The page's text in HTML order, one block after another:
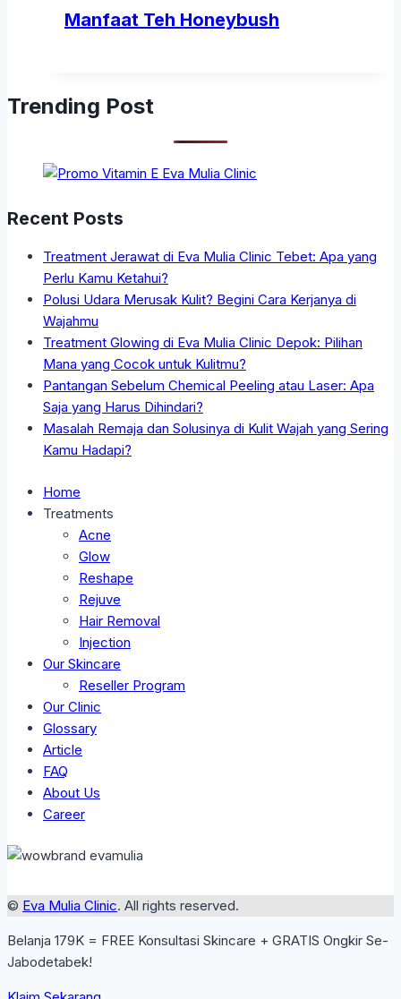
Manfaat Teh Honeybush
Trending Post
Recent Posts
Treatment Jerawat di Eva Mulia Clinic Tebet: Apa yang
Perlu Kamu Ketahui?
Polusi Udara Merusak Kulit? Begini Cara Kerjanya di
Wajahmu
Treatment Glowing di Eva Mulia Clinic Depok: Pilihan
Mana yang Cocok untuk Kulitmu?
Pantangan Sebelum Chemical Peeling atau Laser: Apa
Saja yang Harus Dihindari?
Masalah Remaja dan Solusinya di Kulit Wajah yang Sering
Kamu Hadapi?
Home
Treatments
Acne
Glow
Reshape
Rejuve
Hair Removal
Injection
Our Skincare
Reseller Program
Our Clinic
Glossary
Article
FAQ
About Us
Career
© Eva Mulia Clinic. All rights reserved.
Belanja 179K = FREE Konsultasi Skincare + GRATIS Ongkir Se-
Jabodetabek!